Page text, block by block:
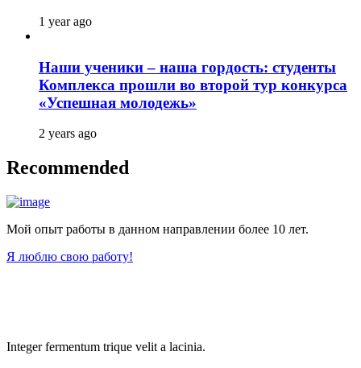
1 year ago
Наши ученики – наша гордость: студенты
Комплекса прошли во второй тур конкурса
«Успешная молодежь»
2 years ago
Recommended
Мой опыт работы в данном направлении более 10 лет.
Я люблю свою работу!
Integer fermentum trique velit a lacinia.